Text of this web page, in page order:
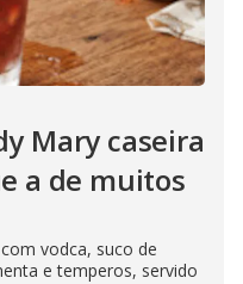
Mary caseira
a de muitos
vodca, suco de
e temperos, servido